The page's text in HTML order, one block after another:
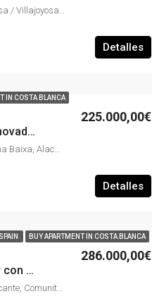
Avinguda Rosa dels Vents, Cales i Talaies, la Vila Joiosa / Villajoyosa, la Marina Baixa, Alacant / Alicante, Comunitat Valenciana, 03509, España
Detalles
IN COSTA BLANCA
TE19-0372 – Luz mediterránea y estilo renovado a pasos de la Playa de Poniente – 3 dormitorios listos para entrar a vivir en el corazón de Benidorm
225.000,00€
Calle de Las Gardenias, El Campo, Benidorm, la Marina Baixa, Alacant / Alicante, Comunitat Valenciana, 03501, España
Detalles
BUY APARTMENT IN COSTA BLANCA
TE19-0373 – Exclusiva vivienda a estrenar con piscina y parking en Rincón de Loix bajo – vive el Mediterráneo con estilo en Benidorm
286.000,00€
Racó de l'Oix, Benidorm, la Marina Baixa, Alacant / Alicante, Comunitat Valenciana, 03503, España